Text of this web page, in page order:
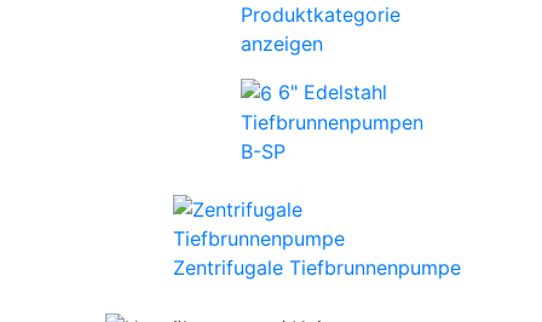
Produktkategorie
anzeigen
6" Edelstahl
Tiefbrunnenpumpen
B-SP
Zentrifugale Tiefbrunnenpumpe